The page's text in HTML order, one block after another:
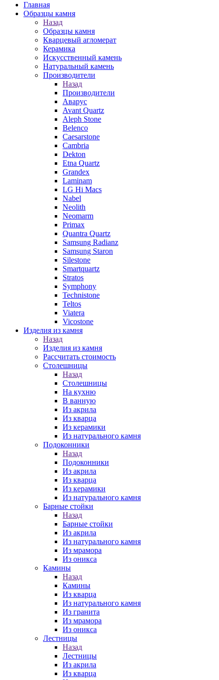
Главная
Образцы камня
Назад
Образцы камня
Кварцевый агломерат
Керамика
Искусственный камень
Натуральный камень
Производители
Назад
Производители
Аварус
Avant Quartz
Aleph Stone
Belenco
Caesarstone
Cambria
Dekton
Etna Quartz
Grandex
Laminam
LG Hi Macs
Nabel
Neolith
Neomarm
Primax
Quantra Quartz
Samsung Radianz
Samsung Staron
Silestone
Smartquartz
Stratos
Symphony
Technistone
Teltos
Viatera
Vicostone
Изделия из камня
Назад
Изделия из камня
Рассчитать стоимость
Столешницы
Назад
Столешницы
На кухню
В ванную
Из акрила
Из кварца
Из керамики
Из натурального камня
Подоконники
Назад
Подоконники
Из акрила
Из кварца
Из керамики
Из натурального камня
Барные стойки
Назад
Барные стойки
Из акрила
Из натурального камня
Из мрамора
Из оникса
Камины
Назад
Камины
Из кварца
Из натурального камня
Из гранита
Из мрамора
Из оникса
Лестницы
Назад
Лестницы
Из акрила
Из кварца